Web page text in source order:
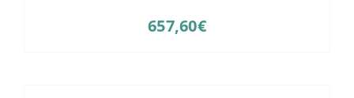
657,60€